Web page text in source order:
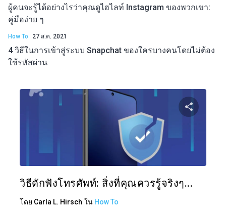
ผู้คนจะรู้ได้อย่างไรว่าคุณดูไฮไลท์ Instagram ของพวกเขา:
คู่มือง่าย ๆ
How To 27 ส.ค. 2021
4 วิธีในการเข้าสู่ระบบ Snapchat ของใครบางคนโดยไม่ต้อง
ใช้รหัสผ่าน
วิธีดักฟังโทรศัพท์: สิ่งที่คุณควรรู้จริงๆ...
โดย Carla L. Hirsch ใน How To